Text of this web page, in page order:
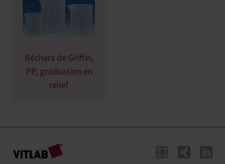
Béchers de Griffin,
PP, graduation en
relief